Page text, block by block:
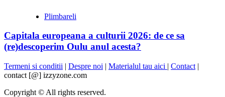
Plimbareli
Capitala europeana a culturii 2026: de ce sa
(re)descoperim Oulu anul acesta?
Termeni si conditii | Despre noi | Materialul tau aici | Contact |
contact [@] izzyzone.com
Copyright © All rights reserved.